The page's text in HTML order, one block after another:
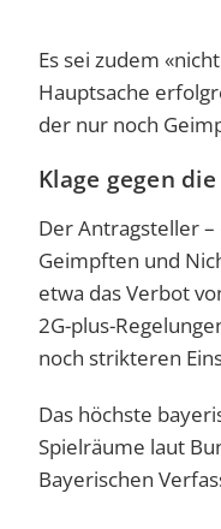
Es sei zudem
Hauptsache
der nur noch
Klage gegen
Der Antragsteller
Geimpften und
etwa das Verbot
2G-plus-
noch strikteren
Das höchste
Spielräume laut
Bayerischen